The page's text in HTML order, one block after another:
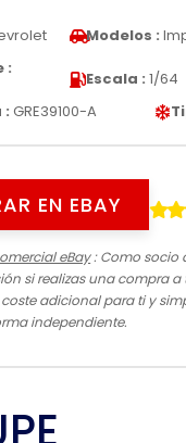
Modelos :
:
Escala : 1/64
: GRE39100-A
EN EBAY
eBay: Como socio
si realizas una compra a
adicional para ti y
independiente.